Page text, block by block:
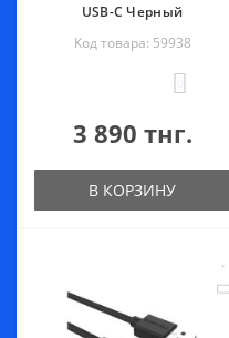
USB-C Черный
Код товара: 59938
3 890 тнг.
В КОРЗИНУ